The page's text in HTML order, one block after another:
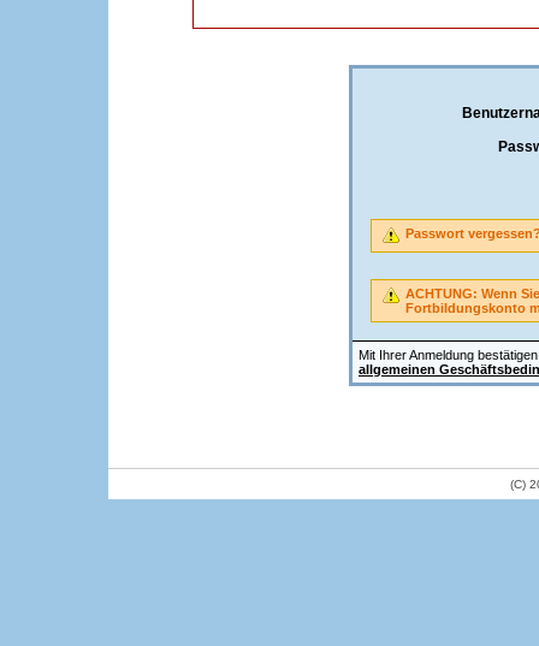
Mit Ihrer Anmeldung
allgemeinen
Passwort
ACHTUNG: Wenn
Fortbildungskonto
(C)